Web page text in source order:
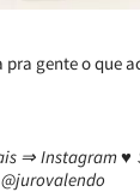
gente o que
⇒ Instagram